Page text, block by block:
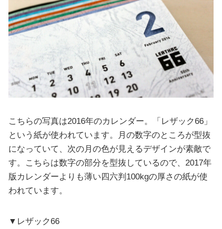
こちらの写真は2016年のカレンダー。「レザック66」
という紙が使われています。月の数字のところが型抜
になっていて、次の月の色が見えるデザインが素敵で
す。こちらは数字の部分を型抜しているので、2017年
版カレンダーよりも薄い四六判100kgの厚さの紙が使
われています。
▼レザック66